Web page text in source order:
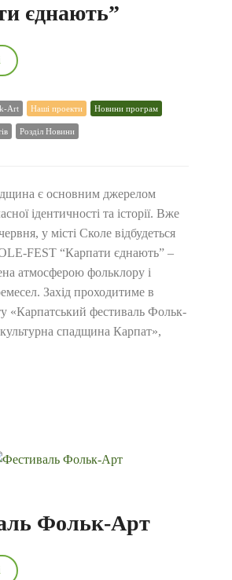
єднають”
Art Наші проекти Новини програм
Розділ Новини
є основним джерелом
ідентичності та історії. Вже
у місті Сколе відбудеться
FEST “Карпати єднають” –
атмосферою фольклору і
Захід проходитиме в
«Карпатський фестиваль Фольк-
спадщина Карпат»,
Фольк-Арт